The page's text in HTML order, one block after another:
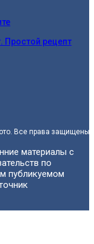
Простой рецепт
Все права защищены.
материалы с
по
публикуемом